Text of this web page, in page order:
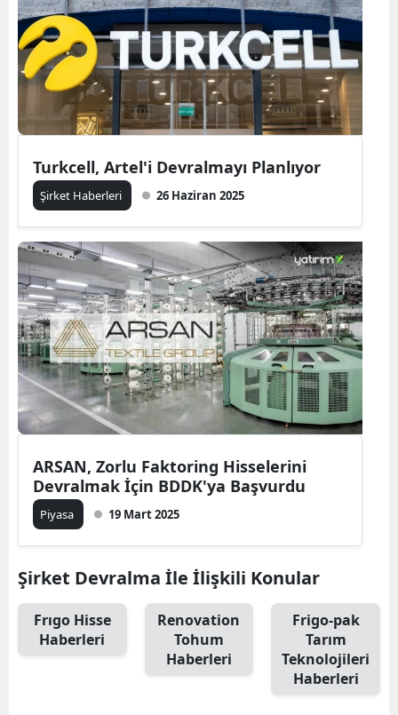
Turkcell, Artel'i Devralmayı Planlıyor
Şirket Haberleri 26 Haziran 2025
ARSAN, Zorlu Faktoring Hisselerini
Devralmak İçin BDDK'ya Başvurdu
Piyasa 19 Mart 2025
Şirket Devralma İle İlişkili Konular
Frıgo Hisse
Haberleri
Renovation
Tohum
Haberleri
Frigo-pak
Tarım
Teknolojileri
Haberleri